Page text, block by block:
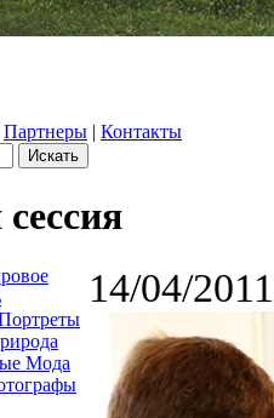
Партнеры | Контакты
Мода
14/04/